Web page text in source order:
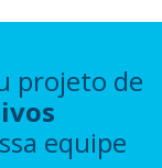
projeto de
equipe